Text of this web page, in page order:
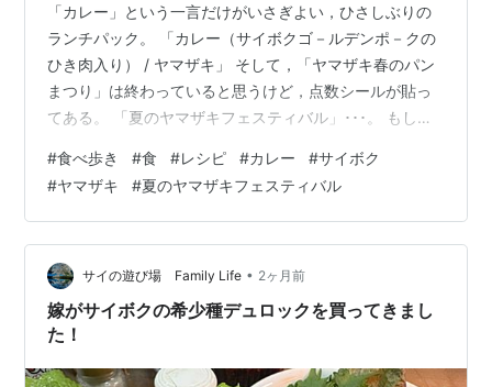
「カレー」という一言だけがいさぎよい，ひさしぶりの
ランチパック。 「カレー（サイボクゴ－ルデンポ－クの
ひき肉入り） / ヤマザキ」 そして，「ヤマザキ春のパン
まつり」は終わっていると思うけど，点数シールが貼っ
てある。 「夏のヤマザキフェスティバル」･･･。 もしか
ールデンポークのひき肉入りでちょい辛。カレーの風味
自体はなぜかあまり感じない，というかおとなしいカレ
ー。 サイボクは安心･安全･新鮮にこだわり，保存料不使
用で余計な添加物は使わず作られたハムやソーセージな
どを製造販売している埼玉県日高市の食品メーカー。 な
お，しつこいですけど，写真…
#食べ歩き #食 #レシピ #カレー #サイボク
#ヤマザキ #夏のヤマザキフェスティバル
サイの遊び場 Family Life • 2ヶ月前
嫁がサイボクの希少種デュロックを買ってきまし
た！